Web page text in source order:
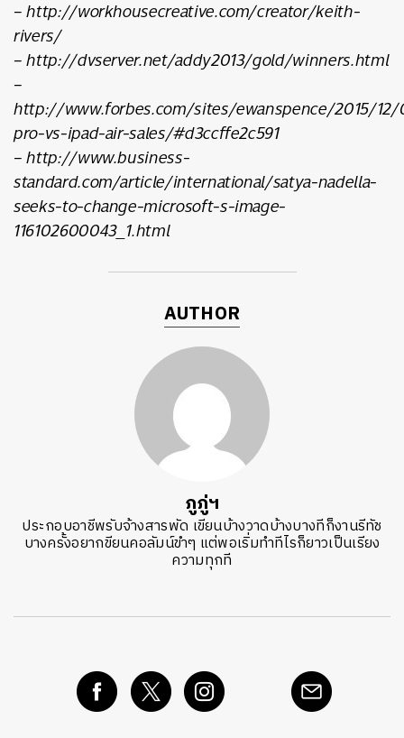
– http://workhousecreative.com/creator/keith-
rivers/
– http://dvserver.net/addy2013/gold/winners.html
–
http://www.forbes.com/sites/ewanspence/2015/
pro-vs-ipad-air-sales/#d3ccffe2c591
– http://www.business-
standard.com/article/international/satya-nadella-
seeks-to-change-microsoft-s-image-
116102600043_1.html
AUTHOR
ภูภู่ฯ
ประกอบอาชีพรับจ้างสารพัด เขียนบ้างวาดบ้างบางทีก็งานรีทัช
บางครั้งอยากขียนคอลัมน์ขำๆ แต่พอเริ่มทำทีไรก็ยาวเป็นเรียง
ความทุกที